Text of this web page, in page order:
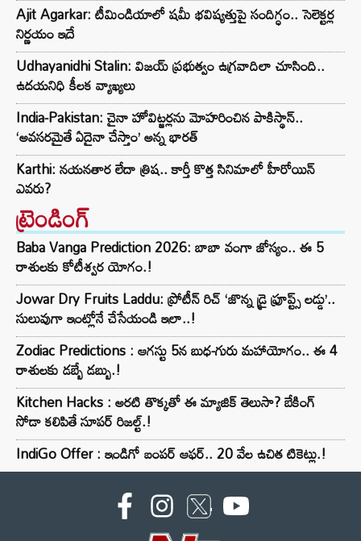
Ajit Agarkar: టీమిండియాలో షమీ భవిష్యత్తుపై సందిగ్ధం.. సెలెక్టర్ల
నిర్ణయం ఇదే
Udhayanidhi Stalin: విజయ్ ప్రభుత్వం ఉగ్రవాదిలా చూసింది..
ఉదయనిధి కీలక వ్యాఖ్యలు
India-Pakistan: చైనా హోవిట్జర్లను మోహరించిన పాకిస్థాన్..
‘అవసరమైతే ఏదైనా చేస్తాం’ అన్న భారత్
Karthi: నయనతార లేదా త్రిష.. కార్తీ కొత్త సినిమాలో హీరోయిన్
ఎవరు?
ట్రెండింగ్‌
Baba Vanga Prediction 2026: బాబా వంగా జోస్యం.. ఈ 5
రాశులకు కోటీశ్వర యోగం.!
Jowar Dry Fruits Laddu: ప్రోటీన్ రిచ్ ‘జొన్న డ్రై ఫ్రూప్ట్స్ లడ్డు’..
సులువుగా ఇంట్లోనే చేసేయండి ఇలా..!
Zodiac Predictions : ఆగస్టు 5న బుధ-గురు మహాయోగం.. ఈ 4
రాశులకు డబ్బే డబ్బు.!
Kitchen Hacks : అరటి తొక్కతో ఈ మ్యాజిక్ తెలుసా? బేకింగ్
సోడా కలిపితే సూపర్ రిజల్ట్.!
IndiGo Offer : ఇండిగో బంపర్ ఆఫర్.. 20 వేల ఉచిత టికెట్లు.!